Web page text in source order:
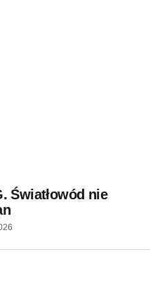
Światłowód nie